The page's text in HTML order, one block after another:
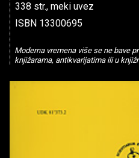
338 str., meki uvez
ISBN 13300695
Moderna vremena više se ne bave
knjižarama, antikvarijatima ili u